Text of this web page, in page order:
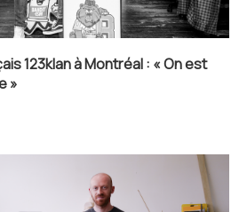
123klan à Montréal : « On est
»